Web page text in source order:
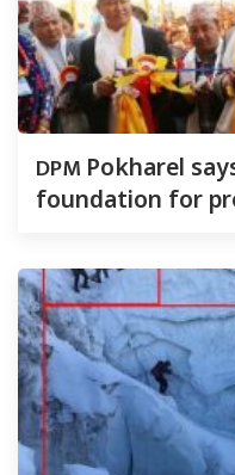
DPM Pokharel
foundation for